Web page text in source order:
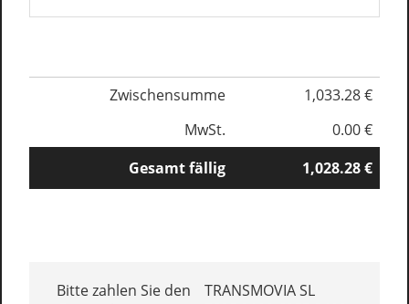
Zwischensumme
1,033.28 €
MwSt.
0.00 €
Gesamt fällig
1,028.28 €
Bitte zahlen Sie den
TRANSMOVIA SL